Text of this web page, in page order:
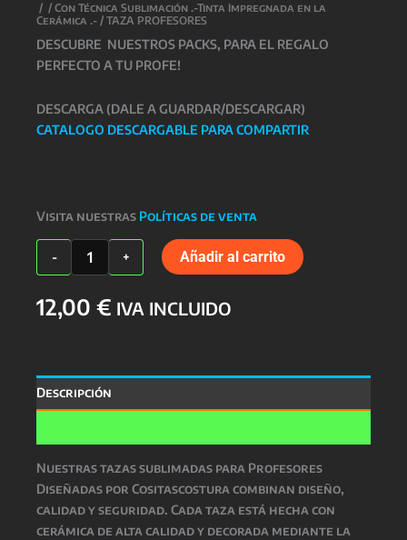
/ / Con Técnica Sublimación .-Tinta Impregnada en la
Cerámica .- / TAZA PROFESORES
DESCUBRE NUESTROS PACKS, PARA EL REGALO
PERFECTO A TU PROFE!
DESCARGA (DALE A GUARDAR/DESCARGAR)
CATALOGO DESCARGABLE PARA COMPARTIR
Visita nuestras Políticas de venta
-
TAZA
PROFESORES
+ Añadir al carrito
12,00 € IVA INCLUIDO
Descripción
Nuestrastazas sublimadas para Profesores
Diseñadas por Cositascostura combinan diseño,
calidad y seguridad. Cada taza está hecha con
cerámica de alta calidady decorada mediante la